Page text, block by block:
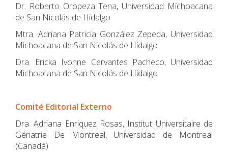
Dr. Roberto Oropeza Tena, Universidad Michoacana
de San Nicolás de Hidalgo
Mtra. Adriana Patricia González Zepeda, Universidad
Michoacana de San Nicolás de Hidalgo
Dra. Ericka Ivonne Cervantes Pacheco, Universidad
Michoacana de San Nicolás de Hidalgo
Comité Editorial Externo
Dra. Adriana Enriquez Rosas, Institut Universitaire de
Gériatrie De Montreal, Universidad de Montreal
(Canadá)